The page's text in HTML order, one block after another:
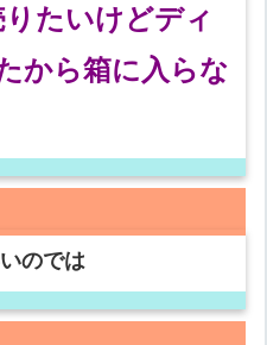
たいけどディ
から箱に入らな
のでは